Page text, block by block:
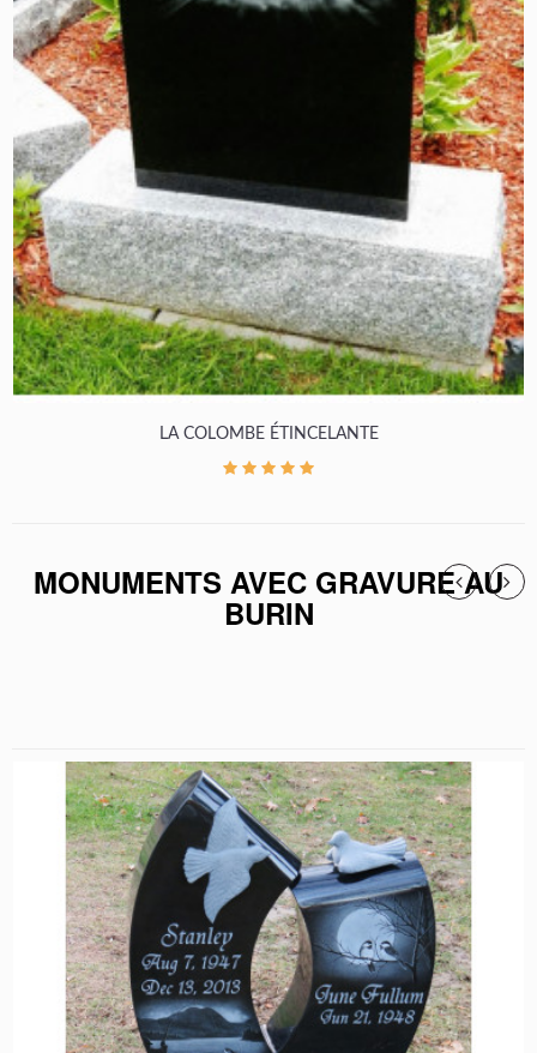
LA COLOMBE ÉTINCELANTE
MONUMENTS AVEC GRAVURE AU
BURIN